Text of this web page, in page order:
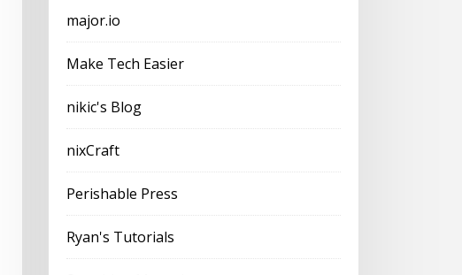
major.io
Make Tech Easier
nikic's Blog
nixCraft
Perishable Press
Ryan's Tutorials